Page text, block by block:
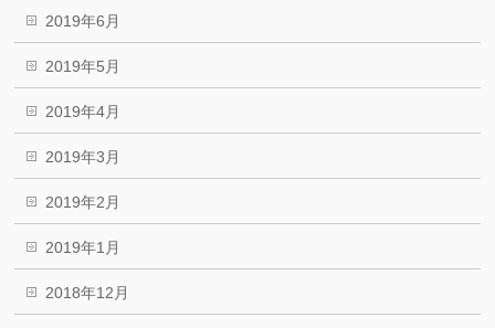
2019年6月
2019年5月
2019年4月
2019年3月
2019年2月
2019年1月
2018年12月